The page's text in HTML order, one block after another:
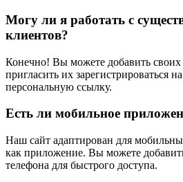
Могу ли я работать с
клиентов?
Конечно! Вы можете добавить
пригласить их зарегистрироваться
персональную ссылку.
Есть ли мобильное
Наш сайт адаптирован для
как приложение. Вы можете
телефона для быстрого доступа.